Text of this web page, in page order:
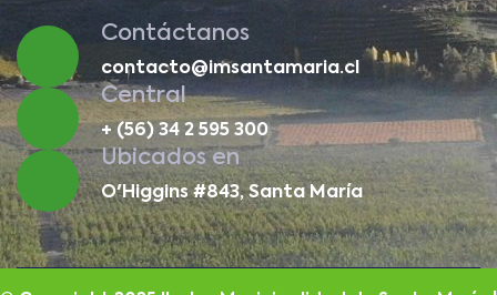
Contáctanos
contacto@imsantamaria.cl
Central
+ (56) 34 2 595 300
Ubicados en
O'Higgins #843, Santa María